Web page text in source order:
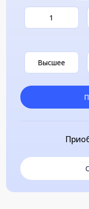
1
Высшее